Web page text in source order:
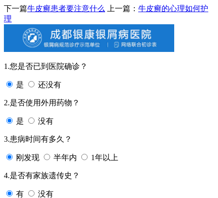
下一篇牛皮癣患者要注意什么 上一篇： 牛皮癣的心理如何护
理
1.您是否已到医院确诊？
是 还没有
2.是否使用外用药物？
是 没有
3.患病时间有多久？
刚发现 半年内 1年以上
4.是否有家族遗传史？
有 没有